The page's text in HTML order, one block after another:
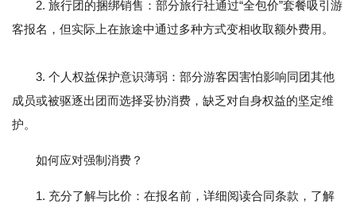
2. 旅行团的捆绑销售：部分旅行社通过“全包价”套餐吸引游
客报名，但实际上在旅途中通过多种方式变相收取额外费用。
3. 个人权益保护意识薄弱：部分游客因害怕影响同团其他
成员或被驱逐出团而选择妥协消费，缺乏对自身权益的坚定维
护。
如何应对强制消费？
1. 充分了解与比价：在报名前，详细阅读合同条款，了解